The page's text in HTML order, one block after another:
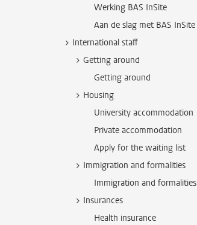
Werking BAS InSite
Aan de slag met BAS InSite
International staff
Getting around
Getting around
Housing
University accommodation
Private accommodation
Apply for the waiting list
Immigration and formalities
Immigration and formalities
Insurances
Health insurance